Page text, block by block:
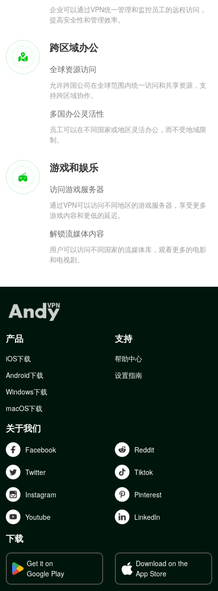
企业可以通过VPN统一管理和监控员工的远程访问，
提高安全性和管理效率。
跨区域办公
全球资源访问
允许跨国公司在全球范围内统一访问和共享资源，支
持跨区域协作。
多国办公灵活性
员工可以在不同国家或地区灵活办公，而不受地域限
制。
游戏和娱乐
访问游戏服务器
通过VPN可以访问不同地区的游戏服务器，享受更多
游戏内容和更低的延迟。
解锁流媒体内容
用户可以访问不同国家的流媒体库，观看更多的电影
和电视剧。
产品
iOS下载
Android下载
Windows下载
macOS下载
支持
帮助中心
设置指南
关于我们
Facebook Reddit
Twitter Tiktok
Instagram Pinterest
Youtube Linkedln
下载
Get it on
Google Play
Download on the
App Store